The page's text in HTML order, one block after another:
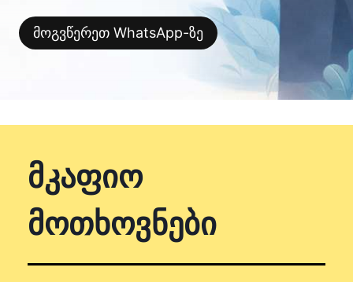
მოგვწერეთ WhatsApp-ზე
მკაფიო
მოთხოვნები